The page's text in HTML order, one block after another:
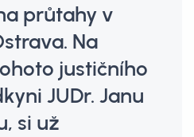
průtahy v
Na
justičního
JUDr. Janu
si už